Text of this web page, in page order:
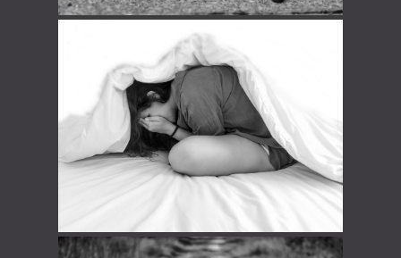
STOP a ses peurs d’enfants…